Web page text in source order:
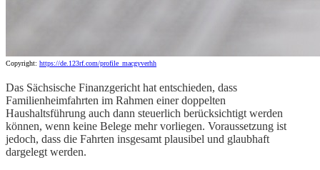
Copyright: https://de.123rf.com/profile_macgyverhh
Das Sächsische Finanzgericht hat entschieden, dass
Familienheimfahrten im Rahmen einer doppelten
Haushaltsführung auch dann steuerlich berücksichtigt werden
können, wenn keine Belege mehr vorliegen. Voraussetzung ist
jedoch, dass die Fahrten insgesamt plausibel und glaubhaft
dargelegt werden.